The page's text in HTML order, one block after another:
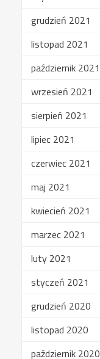
grudzień 2021
listopad 2021
październik 2021
wrzesień 2021
sierpień 2021
lipiec 2021
czerwiec 2021
maj 2021
kwiecień 2021
marzec 2021
luty 2021
styczeń 2021
grudzień 2020
listopad 2020
październik 2020